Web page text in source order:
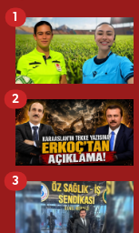
1
2
3